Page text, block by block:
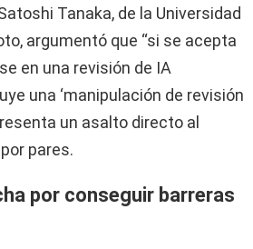
Tanaka, de la Universidad
argumentó que “si se acepta
en una revisión de IA
una ‘manipulación de revisión
un asalto directo al
pares.
por conseguir barreras